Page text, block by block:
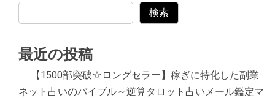
検索
最近の投稿
【1500部突破☆ロングセラー】稼ぎに特化した副業
ネット占いのバイブル～逆算タロット占いメール鑑定マ